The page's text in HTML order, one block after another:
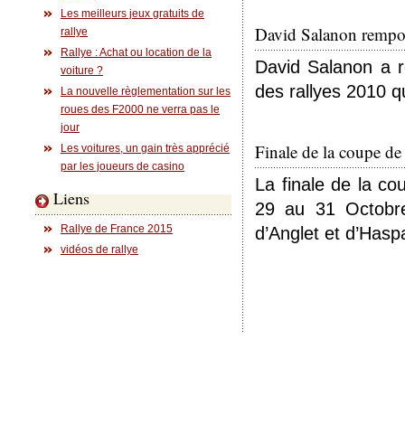
Les meilleurs jeux gratuits de
rallye
Rallye : Achat ou location de la
voiture ?
La nouvelle règlementation sur les
roues des F2000 ne verra pas le
jour
Les voitures, un gain très apprécié
par les joueurs de casino
Liens
Rallye de France 2015
vidéos de rallye
David Salanon
David Salanon a
des rallyes 2010
Finale de la coupe
La finale de la
29 au 31
d’Anglet et